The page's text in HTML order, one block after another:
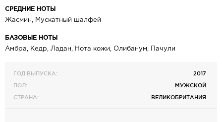
СРЕДНИЕ НОТЫ
Жасмин, Мускатный шалфей
БАЗОВЫЕ НОТЫ
Амбра, Кедр, Ладан, Нота кожи, Олибанум, Пачули
ГОД ВЫПУСКА:
2017
ПОЛ:
МУЖСКОЙ
СТРАНА:
ВЕЛИКОБРИТАНИЯ